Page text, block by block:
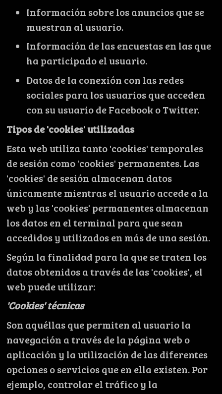
Información sobre los anuncios que se
muestran al usuario.
Información de las encuestas en las que
ha participado el usuario.
Datos de la conexión con las redes
sociales para los usuarios que acceden
con su usuario de Facebook o Twitter.
Tipos de 'cookies' utilizadas
Esta web utiliza tanto 'cookies' temporales
de sesión como 'cookies' permanentes. Las
'cookies' de sesión almacenan datos
únicamente mientras el usuario accede a la
web y las 'cookies' permanentes almacenan
los datos en el terminal para que sean
accedidos y utilizados en más de una sesión.
Según la finalidad para la que se traten los
datos obtenidos a través de las 'cookies', el
web puede utilizar:
'Cookies' técnicas
Son aquéllas que permiten al usuario la
navegación a través de la página web o
aplicación y la utilización de las diferentes
opciones o servicios que en ella existen. Por
ejemplo, controlar el tráfico y la